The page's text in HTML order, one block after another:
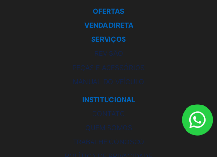
OFERTAS
VENDA DIRETA
SERVIÇOS
REVISÃO
PEÇAS E ACESSÓRIOS
MANUAL DO VEÍCULO
INSTITUCIONAL
CONTATO
QUEM SOMOS
TRABALHE CONOSCO